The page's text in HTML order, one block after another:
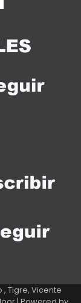
, Tigre, Vicente